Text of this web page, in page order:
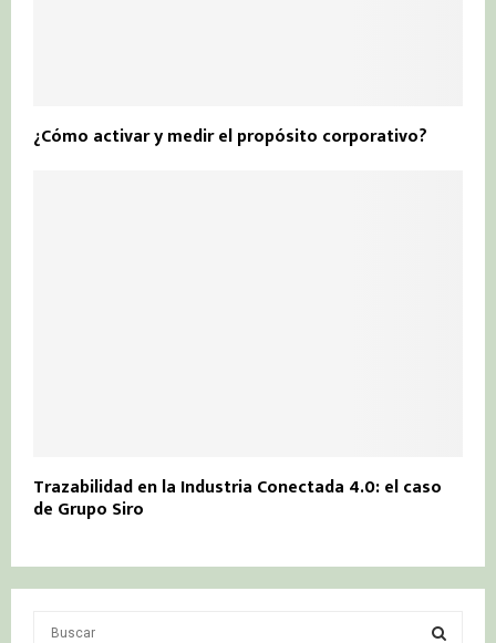
¿Cómo activar y medir el propósito corporativo?
Trazabilidad en la Industria Conectada 4.0: el caso
de Grupo Siro